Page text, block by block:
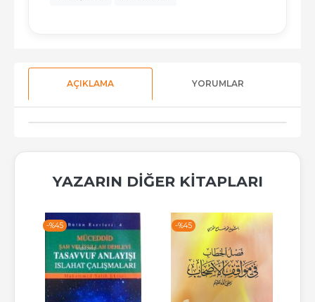
AÇIKLAMA YORUMLAR
YAZARIN DIĞER KITAPLARI
-%45 -%45